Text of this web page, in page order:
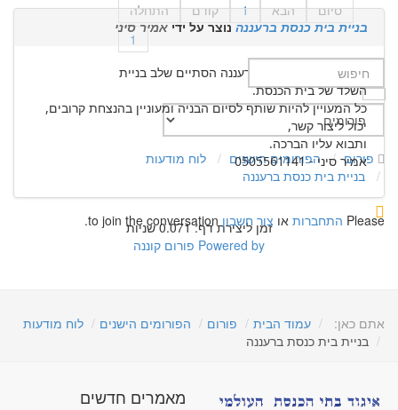
בניית בית כנסת ברעננה נוצר על ידי אמיר סיני
בשכונת לב הפארק שברעננה הסתיים שלב בניית
השלד של בית הכנסת.
כל המעויין להיות שותף לסיום הבניה ומעוניין בהנצחת קרובים,
יכול ליצור קשר,
ותבוא עליו הברכה.
אמיר סיני - 0505561141
Please התחברות או צור חשבון
התחלה קודם 1 הבא
סיום
1
פורום הפורומים הישנים
לוח מודעות
בניית בית כנסת ברעננה
זמן ליצירת דף: 0.071 שניות
Powered by פורום קוננה
אתם כאן: עמוד הבית פורום הפורומים הישנים
לוח מודעות
בניית בית כנסת ברעננה
מאמרים חדשים